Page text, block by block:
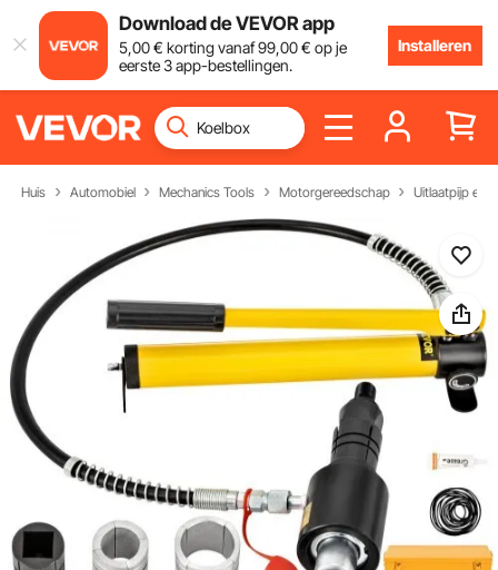
Download de VEVOR app
5,00€ korting vanaf99,00€ op je
eerste 3 app-bestellingen.
Installeren
Huis Automobiel Mechanics Tools Motorgereedschap Uitlaatpijp